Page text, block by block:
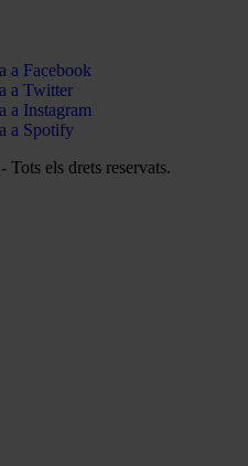
a Facebook
a Twitter
a Instagram
a Spotify
els drets reservats.